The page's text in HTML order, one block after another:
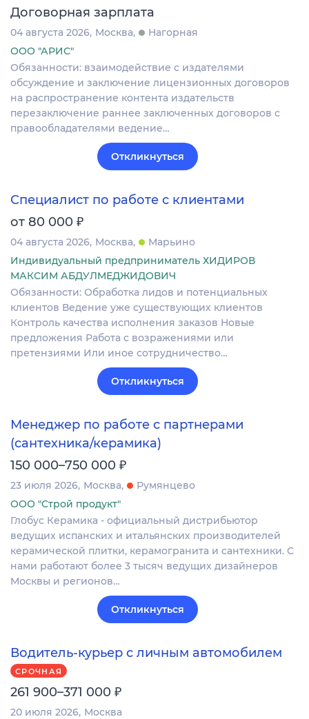
Договорная зарплата
04 августа 2026 Москва
Нагорная
ООО "АРИС"
Обязанности: взаимодействие с издателями
обсуждение и заключение лицензионных договоров
на распространение контента издательств
перезаключение раннее заключенных договоров с
правообладателями ведение…
Откликнуться
Специалист по работе с клиентами
от 80 000 ₽
04 августа 2026 Москва
Марьино
Индивидуальный предприниматель ХИДИРОВ
МАКСИМ АБДУЛМЕДЖИДОВИЧ
Обязанности: Обработка лидов и потенциальных
клиентов Ведение уже существующих клиентов
Контроль качества исполнения заказов Новые
предложения Работа с возражениями или
претензиями Или иное сотрудничество…
Откликнуться
Менеджер по работе с партнерами
(сантехника/керамика)
150 000–750 000 ₽
23 июля 2026 Москва
Румянцево
ООО "Строй продукт"
Глобус Керамика - официальный дистрибьютор
ведущих испанских и итальянских производителей
керамической плитки, керамогранита и сантехники. С
нами работают более 3 тысяч ведущих дизайнеров
Москвы и регионов…
Откликнуться
Водитель-курьер с личным автомобилем
СРОЧНАЯ
261 900–371 000 ₽
20 июля 2026 Москва